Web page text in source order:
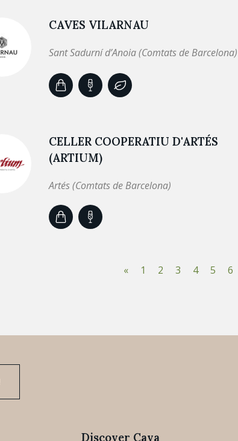
CAVES VILARNAU
Sant Sadurní d’Anoia (Comtats de Barcelona)
CELLER COOPERATIU D'ARTÉS
(ARTIUM)
Artés (Comtats de Barcelona)
« 1 2 3 4 5 6
Discover Cava